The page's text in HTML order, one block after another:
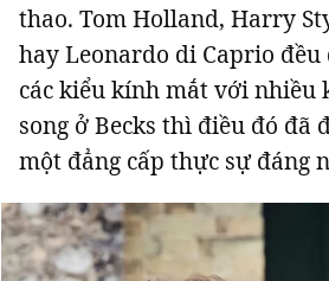
thao. Tom Holland, Harry
hay Leonardo di Caprio đều
các kiểu kính mắt với nhiều
song ở Becks thì điều đó đã
một đẳng cấp thực sự đáng